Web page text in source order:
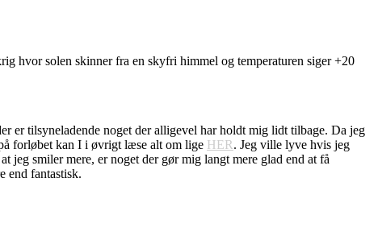
hvor solen skinner fra en skyfri himmel og temperaturen siger +20
er tilsyneladende noget der alligevel har holdt mig lidt tilbage. Da jeg
forløbet kan I i øvrigt læse alt om lige HER. Jeg ville lyve hvis jeg
jeg smiler mere, er noget der gør mig langt mere glad end at få
end fantastisk.